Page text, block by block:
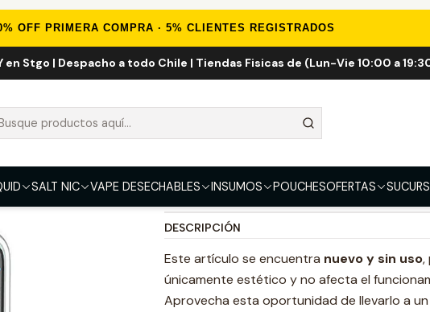
OFF PRIMERA COMPRA · 5% CLIENTES REGISTRADOS
en Stgo | Despacho a todo Chile | Tiendas Fisicas de (Lun-Vie 10:00 a
SALT NIC VAPE DESECHABLES INSUMOS POUCHESOFERTAS
Geek Bar Pulse
Puff
50mg
DESCRIPCIÓN
Este artículo se encuentra nuevo y sin uso,
únicamente estético y no afecta el
Aprovecha esta oportunidad de llevarlo a un